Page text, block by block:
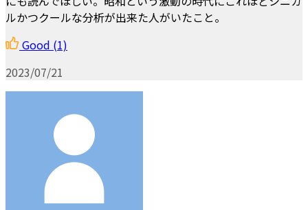
ルかつクールな分析が出来た人がいたこと。
Good (1)
2023/07/21